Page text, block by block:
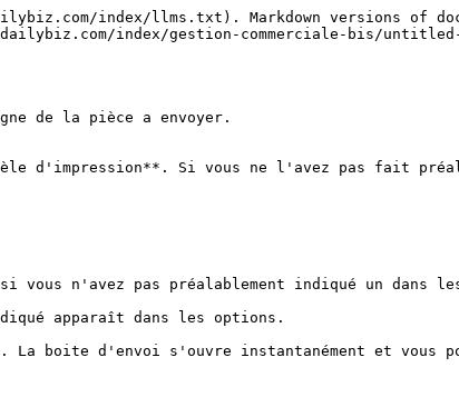
index/llms.txt). Markdown versions of
index/gestion-commerciale-bis/
de la pièce a envoyer.
d'impression**. Si vous ne l'avez pas fait
vous n'avez pas préalablement indiqué un dans
apparaît dans les options.
boite d'envoi s'ouvre instantanément et vous